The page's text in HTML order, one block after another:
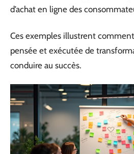
d’achat en ligne des
Ces exemples illustrent
pensée et exécutée de
conduire au succès.